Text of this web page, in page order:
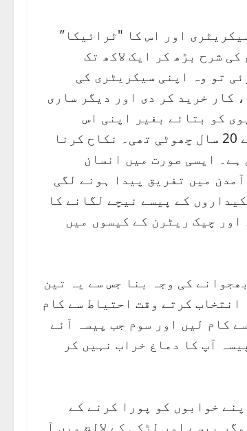
اور اس کا "ٹرائیکا”
شرح بڑھ کر ایک لاکھ تک
تو وہ اپنی سیکریٹری کی
کار خرید کر دی اور دیگر ساری
کو بتائے بغیر اپنی اس
خوبرو ٹک ٹاکر سیکریٹری سے نکاح کر لیا، جو اس کی بیٹی سے 20 سال چھوٹی تھی۔ نکاح کرنا
ہے۔ ایسی صورت میں انسان
میں تفریق پیدا ہونے لگی
کے پیسے نیچے لگانے کا
یہ نکلا کہ وہ 10 ملین کے فراڈ اور چیک ریٹرن کے کیسوں میں
کی وجہ بنا جس سے یہ تین
کرتے وقت احتیاط سے کام
کام لیں اور سوم جب پیسہ آئے
آپ کا دماغ خراب نہیں کر
خوابوں کو پورا کرنے کے
پیسے اور لڑکی کے لالچ میں آ